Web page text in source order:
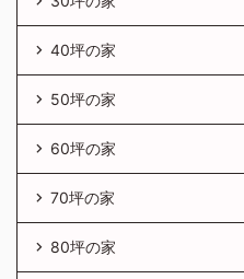
40坪の家
50坪の家
60坪の家
70坪の家
80坪の家